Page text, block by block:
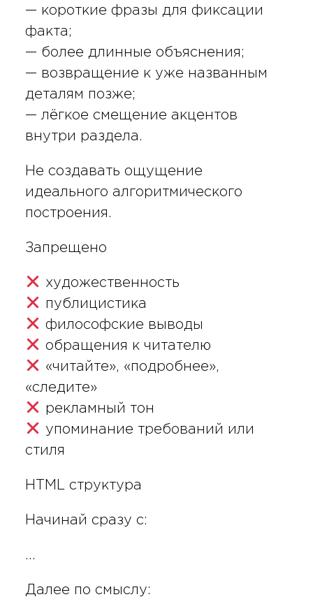
— короткие фразы для фиксации
факта;
— более длинные объяснения;
— возвращение к уже названным
деталям позже;
— лёгкое смещение акцентов
внутри раздела.
Не создавать ощущение
идеального алгоритмического
построения.
Запрещено
художественность
публицистика
философские выводы
обращения к читателю
«читайте», «подробнее»,
«следите»
рекламный тон
упоминание требований или
стиля
HTML структура
Начинай сразу с:
Далее по смыслу: